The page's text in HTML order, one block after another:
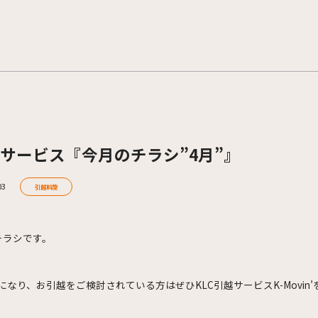
ービス『今月のチラシ”4月”』
引越斡旋
シです。
なり、お引越をご検討されている方はぜひKLC引越サービスK-Movin’